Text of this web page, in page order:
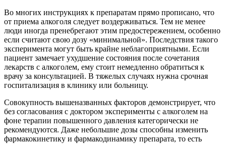
Во многих инструкциях к препаратам прямо прописано, что
от приема алкоголя следует воздерживаться. Тем не менее
люди иногда пренебрегают этим предостережением, особенно
если считают свою дозу «минимальной». Последствия такого
эксперимента могут быть крайне неблагоприятными. Если
пациент замечает ухудшение состояния после сочетания
лекарств с алкоголем, ему стоит немедленно обратиться к
врачу за консультацией. В тяжелых случаях нужна срочная
госпитализация в клинику или больницу.
Совокупность вышеназванных факторов демонстрирует, что
без согласования с доктором эксперименты с алкоголем на
фоне терапии повышенного давления категорически не
рекомендуются. Даже небольшие дозы способны изменить
фармакокинетику и фармакодинамику препарата, то есть